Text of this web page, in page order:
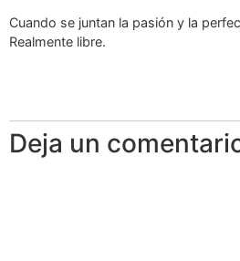
Cuando se juntan la pasión y la
Realmente libre.
Deja un